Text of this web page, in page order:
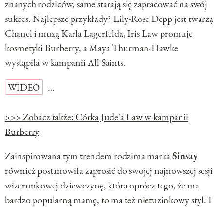
znanych rodziców, same starają się zapracować na swój
sukces. Najlepsze przykłady? Lily-Rose Depp jest twarzą
Chanel i muzą Karla Lagerfelda, Iris Law promuje
kosmetyki Burberry, a Maya Thurman-Hawke
wystąpiła w kampanii All Saints.
WIDEO
…
>>> Zobacz także: Córka Jude'a Law w kampanii
Burberry
Zainspirowana tym trendem rodzima markaSinsay
również postanowiła zaprosić do swojej najnowszej sesji
wizerunkowej dziewczynę, która oprócz tego, że ma
bardzo popularną mamę, to ma też nietuzinkowy styl. I